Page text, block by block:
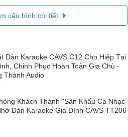
cấu hình chi tiết
Dàn Karaoke CAVS C12 Cho Hiệp Tại
Chinh Phục Hoàn Toàn Gia Chủ -
Thành Audio
Khách Thành "Sân Khấu Ca Nhạc
Dàn Karaoke Gia Đình CAVS TT206